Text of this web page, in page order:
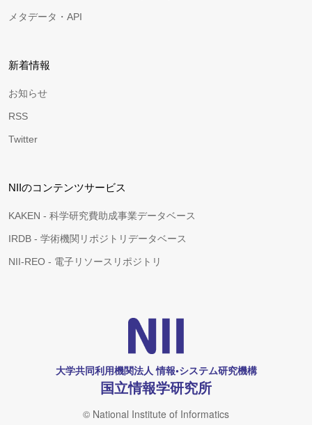
メタデータ・API
新着情報
お知らせ
RSS
Twitter
NIIのコンテンツサービス
KAKEN - 科学研究費助成事業データベース
IRDB - 学術機関リポジトリデータベース
NII-REO - 電子リソースリポジトリ
大学共同利用機関法人 情報•システム研究機構
国立情報学研究所
© National Institute of Informatics